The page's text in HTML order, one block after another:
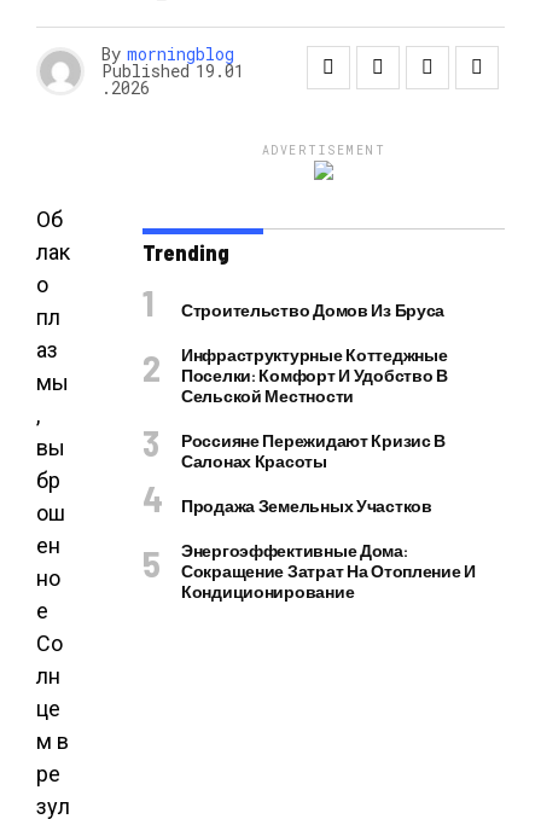
By morningblog
Published 19.01
.2026
Об
лак
о
пл
аз
мы
,
вы
бр
ош
ен
но
е
Со
лн
це
м в
ре
зул
ADVERTISEMENT
Trending
Строительство Домов Из Бруса
Инфраструктурные Коттеджные
Поселки: Комфорт И Удобство В
Сельской Местности
Россияне Пережидают Кризис В
Салонах Красоты
Продажа Земельных Участков
Энергоэффективные Дома:
Сокращение Затрат На Отопление И
Кондиционирование